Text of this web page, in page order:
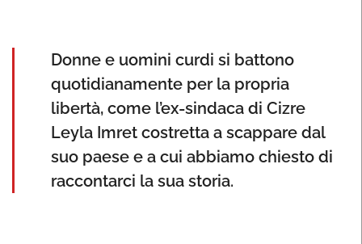
Donne e uomini curdi si battono
quotidianamente per la propria
libertà, come l’ex-sindaca di Cizre
Leyla Imret costretta a scappare dal
suo paese e a cui abbiamo chiesto di
raccontarci la sua storia.